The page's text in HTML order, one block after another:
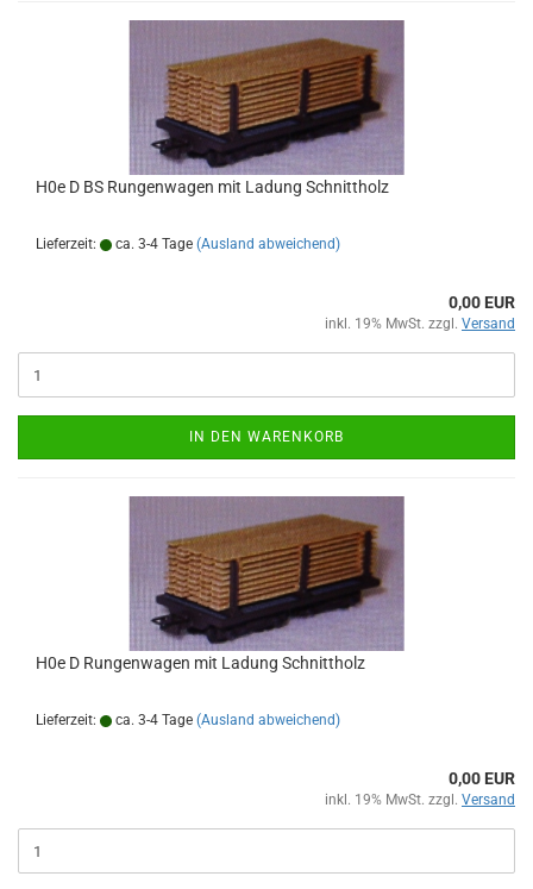
H0e D BS Rungenwagen mit Ladung Schnittholz
Lieferzeit: ca. 3-4 Tage (Ausland abweichend)
0,00 EUR
inkl. 19% MwSt. zzgl. Versand
IN DEN WARENKORB
H0e D Rungenwagen mit Ladung Schnittholz
Lieferzeit: ca. 3-4 Tage (Ausland abweichend)
0,00 EUR
inkl. 19% MwSt. zzgl. Versand